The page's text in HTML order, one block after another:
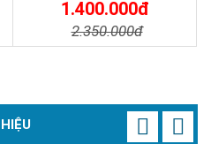
TRỜI - Solar Light 300W
1.400.000đ
2.350.000đ